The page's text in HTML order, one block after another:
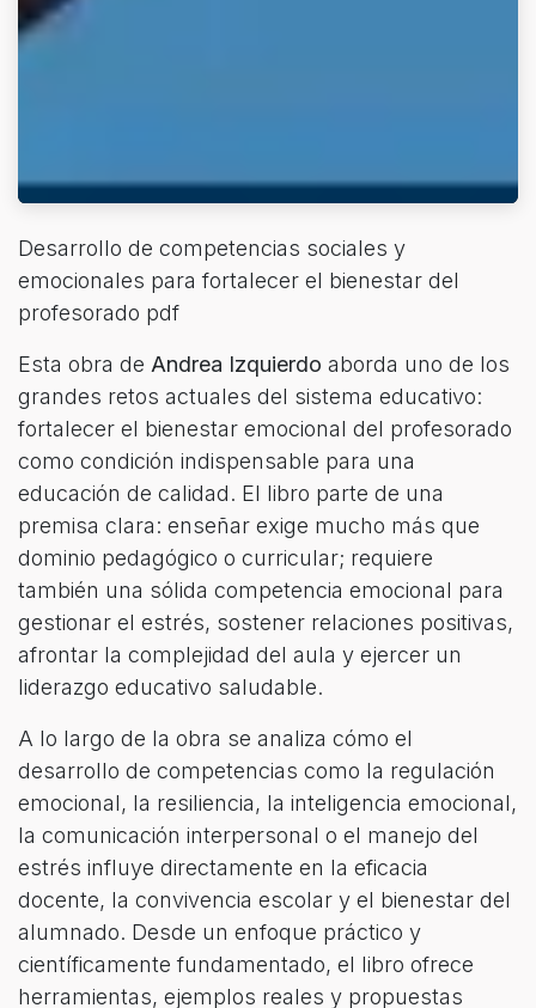
Desarrollo de competencias sociales y
emocionales para fortalecer el bienestar del
profesorado pdf
Esta obra de Andrea Izquierdo aborda uno de los
grandes retos actuales del sistema educativo:
fortalecer el bienestar emocional del profesorado
como condición indispensable para una
educación de calidad. El libro parte de una
premisa clara: enseñar exige mucho más que
dominio pedagógico o curricular; requiere
también una sólida competencia emocional para
gestionar el estrés, sostener relaciones positivas,
afrontar la complejidad del aula y ejercer un
liderazgo educativo saludable.
A lo largo de la obra se analiza cómo el
desarrollo de competencias como la regulación
emocional, la resiliencia, la inteligencia emocional,
la comunicación interpersonal o el manejo del
estrés influye directamente en la eficacia
docente, la convivencia escolar y el bienestar del
alumnado. Desde un enfoque práctico y
científicamente fundamentado, el libro ofrece
herramientas, ejemplos reales y propuestas